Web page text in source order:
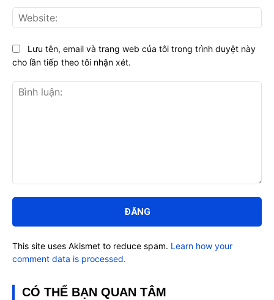
luận:
Lưu tên, email và trang web của tôi trong trình duyệt này
cho lần tiếp theo tôi nhận xét.
This site uses Akismet to reduce spam. Learn how your
comment data is processed.
CÓ THỂ BẠN QUAN TÂM